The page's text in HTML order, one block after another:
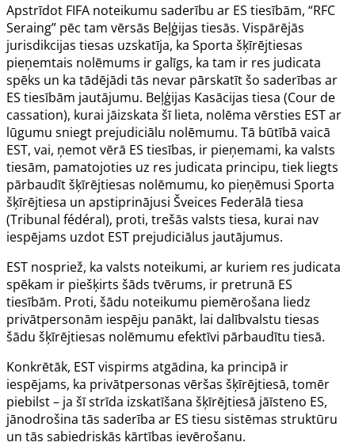
Apstrīdot FIFA noteikumu saderību ar ES tiesībām, “RFC
Seraing” pēc tam vērsās Beļģijas tiesās. Vispārējās
jurisdikcijas tiesas uzskatīja, ka Sporta šķīrējtiesas
pieņemtais nolēmums ir galīgs, ka tam ir res judicata
spēks un ka tādējādi tās nevar pārskatīt šo saderības ar
ES tiesībām jautājumu. Beļģijas Kasācijas tiesa (Cour de
cassation), kurai jāizskata šī lieta, nolēma vērsties EST ar
lūgumu sniegt prejudiciālu nolēmumu. Tā būtībā vaicā
EST, vai, ņemot vērā ES tiesības, ir pieņemami, ka valsts
tiesām, pamatojoties uz res judicata principu, tiek liegts
pārbaudīt šķīrējtiesas nolēmumu, ko pieņēmusi Sporta
šķīrējtiesa un apstiprinājusi Šveices Federālā tiesa
(Tribunal fédéral), proti, trešās valsts tiesa, kurai nav
iespējams uzdot EST prejudiciālus jautājumus.
EST nospriež, ka valsts noteikumi, ar kuriem res judicata
spēkam ir piešķirts šāds tvērums, ir pretrunā ES
tiesībām. Proti, šādu noteikumu piemērošana liedz
privātpersonām iespēju panākt, lai dalībvalstu tiesas
šādu šķīrējtiesas nolēmumu efektīvi pārbaudītu tiesā.
Konkrētāk, EST vispirms atgādina, ka principā ir
iespējams, ka privātpersonas vēršas šķīrējtiesā, tomēr
piebilst – ja šī strīda izskatīšana šķīrējtiesā jāīsteno ES,
jānodrošina tās saderība ar ES tiesu sistēmas struktūru
un tās sabiedriskās kārtības ievērošanu.